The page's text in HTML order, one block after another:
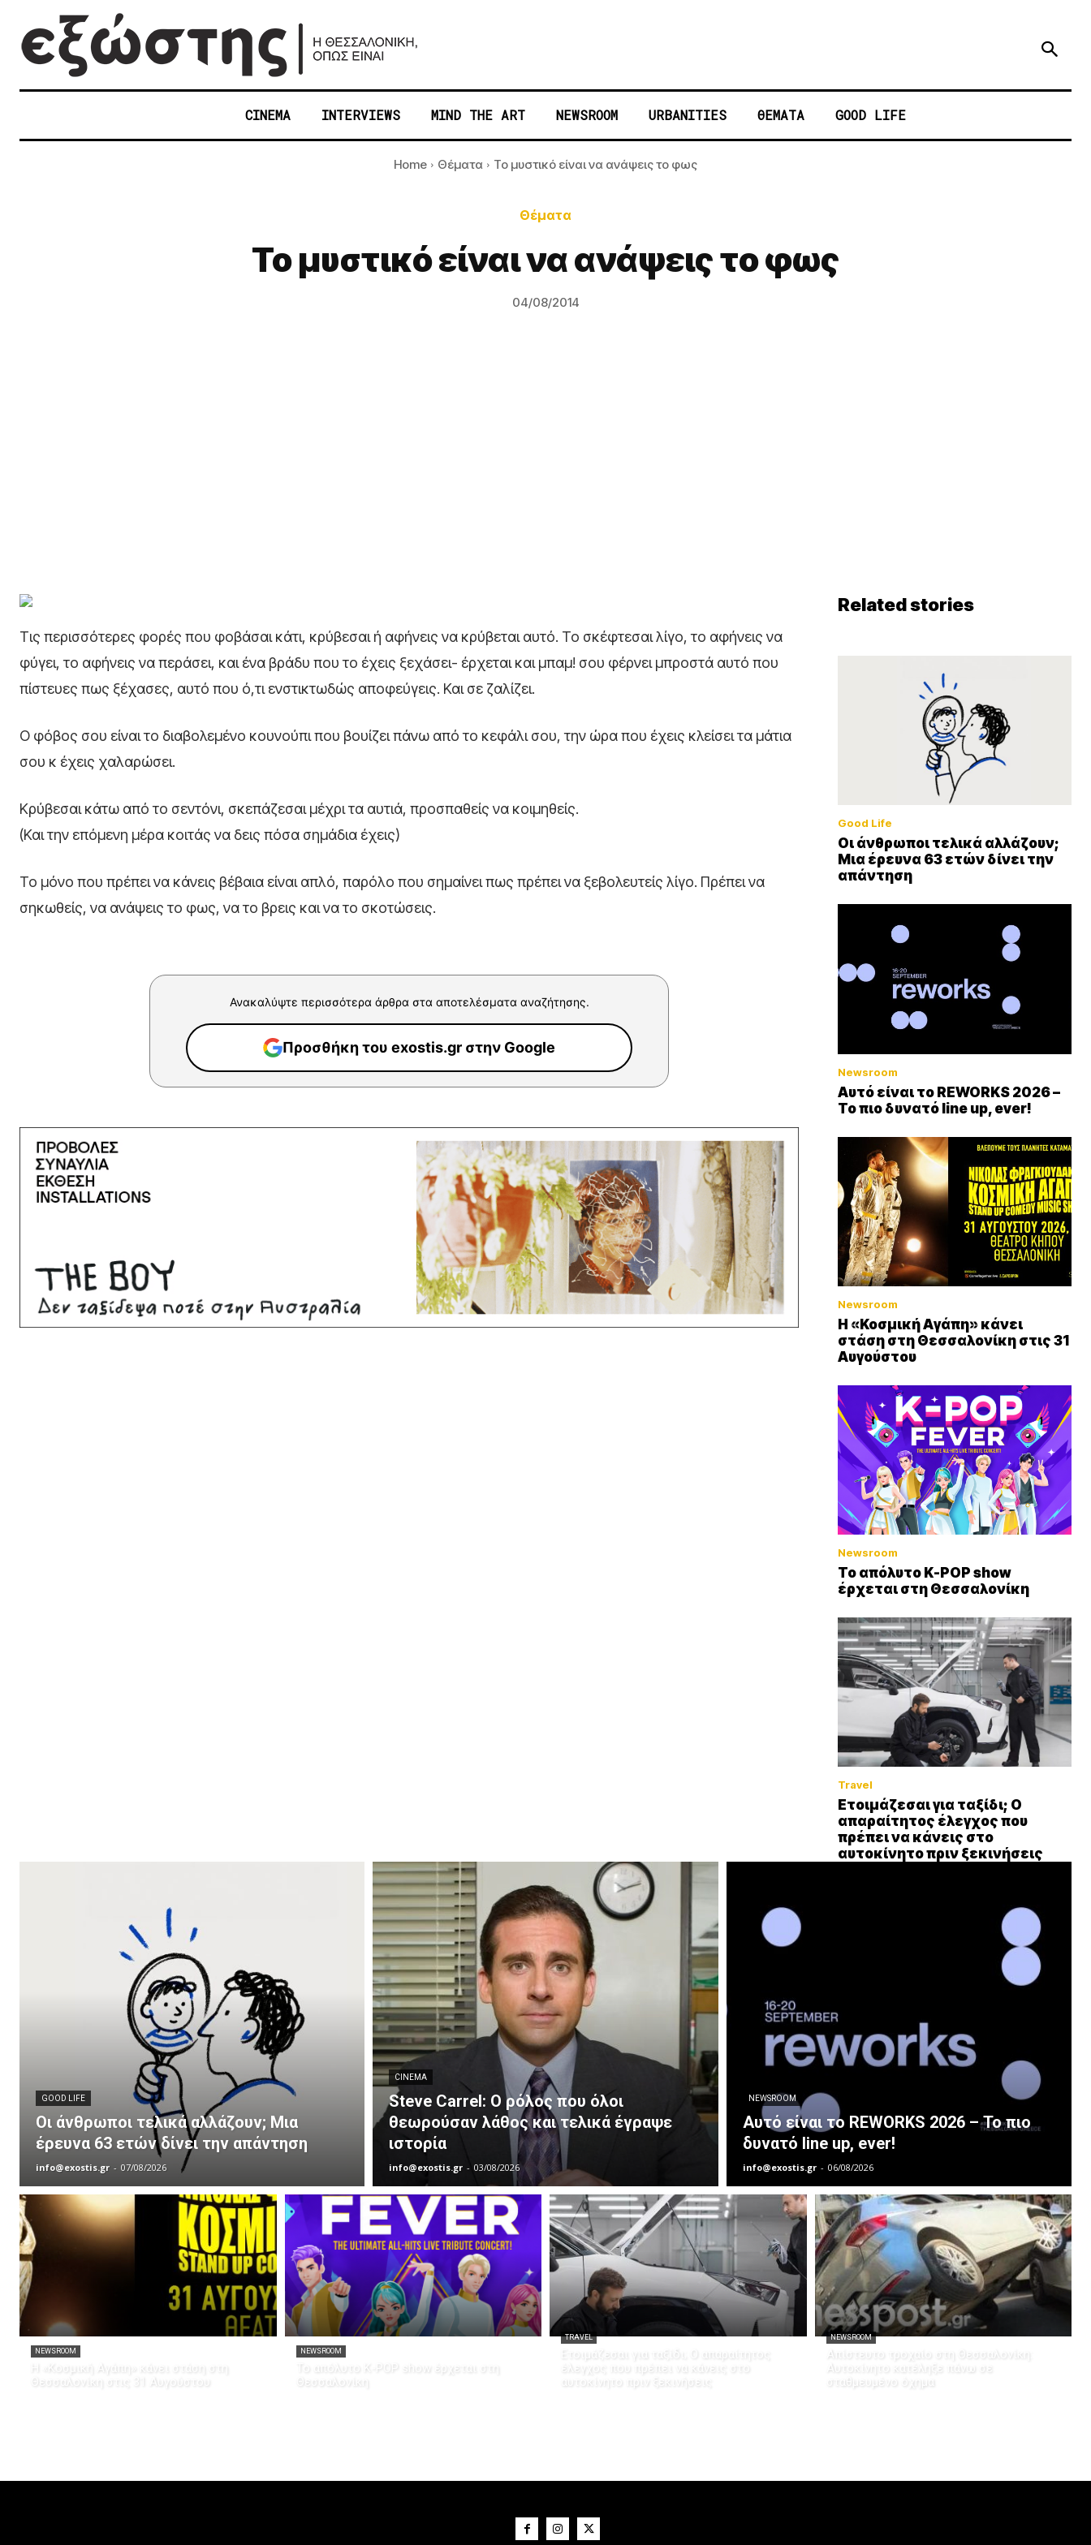
CINEMA INTERVIEWS MIND THE ART NEWSROOM URBANITIES ΘΕΜΑΤΑ GOOD LIFE
Home Θέματα Το μυστικό είναι να ανάψεις το φως
Θέματα
Το μυστικό είναι να ανάψεις το φως
04/08/2014
Τις περισσότερες φορές που φοβάσαι κάτι, κρύβεσαι ή αφήνεις να κρύβεται αυτό. Το σκέφτεσαι λίγο, το αφήνεις να
φύγει, το αφήνεις να περάσει, και ένα βράδυ που το έχεις ξεχάσει- έρχεται και μπαμ! σου φέρνει μπροστά αυτό που
πίστευες πως ξέχασες, αυτό που ό,τι ενστικτωδώς αποφεύγεις. Και σε ζαλίζει.
O φόβος σου είναι το διαβολεμένο κουνούπι που βουίζει πάνω από το κεφάλι σου, την ώρα που έχεις κλείσει τα μάτια
σου κ έχεις χαλαρώσει.
Κρύβεσαι κάτω από το σεντόνι, σκεπάζεσαι μέχρι τα αυτιά, προσπαθείς να κοιμηθείς.
(Και την επόμενη μέρα κοιτάς να δεις πόσα σημάδια έχεις)
Το μόνο που πρέπει να κάνεις βέβαια είναι απλό, παρόλο που σημαίνει πως πρέπει να ξεβολευτείς λίγο. Πρέπει να
σηκωθείς, να ανάψεις το φως, να το βρεις και να το σκοτώσεις.
Ανακαλύψτε περισσότερα άρθρα στα αποτελέσματα αναζήτησης.
Προσθήκη του exostis.gr στην Google
Related stories
Good Life
Οι άνθρωποι τελικά αλλάζουν;
Μια έρευνα 63 ετών δίνει την
απάντηση
Newsroom
Αυτό είναι το REWORKS 2026 –
Το πιο δυνατό line up, ever!
Newsroom
Η «Κοσμική Αγάπη» κάνει
στάση στη Θεσσαλονίκη στις 31
Αυγούστου
Newsroom
Το απόλυτο K-POP show
έρχεται στη Θεσσαλονίκη
Travel
Ετοιμάζεσαι για ταξίδι; Ο
απαραίτητος έλεγχος που
πρέπει να κάνεις στο
αυτοκίνητο πριν ξεκινήσεις
GOOD LIFE
Οι άνθρωποι τελικά αλλάζουν; Μια
έρευνα 63 ετών δίνει την απάντηση
info@exostis.gr - 07/08/2026
CINEMA
Steve Carrel: Ο ρόλος που όλοι
θεωρούσαν λάθος και τελικά έγραψε
ιστορία
info@exostis.gr - 03/08/2026
NEWSROOM
Αυτό είναι το REWORKS 2026 – Το πιο
δυνατό line up, ever!
info@exostis.gr - 06/08/2026
NEWSROOM
Η «Κοσμική Αγάπη» κάνει στάση στη
Θεσσαλονίκη στις 31 Αυγούστου
NEWSROOM
Το απόλυτο K-POP show έρχεται στη
Θεσσαλονίκη
TRAVEL
Ετοιμάζεσαι για ταξίδι; Ο απαραίτητος
έλεγχος που πρέπει να κάνεις στο
αυτοκίνητο πριν ξεκινήσεις
NEWSROOM
Απίστευτο τροχαίο στη Θεσσαλονίκη:
Αυτοκίνητο κατέληξε πάνω σε
σταθμευμένο όχημα